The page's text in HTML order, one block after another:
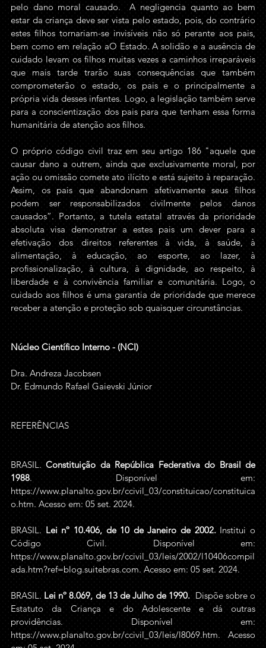
pelo dano moral causado.  A negligencia quanto ao bem
estar da criança deve ser vista pelo estado, pois, do contrário
estes filhos tornariam-se invisíveis não só perante aos pais,
bem como em relação aO Estado. A solidão e a ausência de
cuidado levam os filhos muitas vezes a caminhos irreparáveis
que mais tarde trarão suas consequências que também
comprometerão o estado, os pais e o principalmente a
própria vida desses infantes. Logo, a legislação também serve
para a conscientização dos pais para que tenham essa forma
humanitária de atenção aos filhos.
O próprio código civil traz em seu artigo 186 "aquele que
causar dano a outrem, ainda que exclusivamente moral, por
ação ou omissão comete ato ilícito e está sujeito à reparação.
Assim, os pais que abandonam afetivamente seus filhos
podem ser responsabilizados civilmente pelos danos
causados”. Portanto, a tutela estatal através da prioridade
absoluta visa demonstrar a estes pais um dever para a
efetivação dos direitos referentes à vida, à saúde, à
alimentação, à educação, ao esporte, ao lazer, à
profissionalização, à cultura, à dignidade, ao respeito, à
liberdade e à convivência familiar e comunitária. Logo, o
cuidado aos filhos é uma garantia de prioridade que merece
receber a atenção e proteção sob quaisquer circunstâncias.
Núcleo Científico Interno - (NCI)
Dra. Andreza Jacobsen
Dr. Edmundo Rafael Gaievski Júnior
REFERÊNCIAS
BRASIL. Constituição da República Federativa do Brasil de
1988
https://www.planalto.gov.br/ccivil_03/constituicao/constituica
o.htm. Acesso em: 05 set. 2024.
BRASIL. Lei nº 10.406, de 10 de Janeiro de 2002. Institui o
https://www.planalto.gov.br/ccivil_03/leis/2002/l10406compil
ada.htm?ref=blog.suitebras.com. Acesso em: 05 set. 2024.
BRASIL. Lei nº 8.069, de 13 de Julho de 1990. Dispõe sobre o
Estatuto da Criança e do Adolescente e dá outras
https://www.planalto.gov.br/ccivil_03/leis/l8069.htm. Acesso